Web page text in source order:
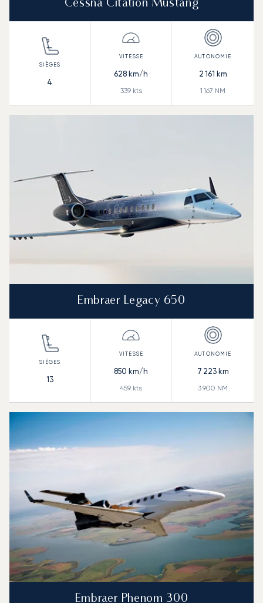
Cessna Citation Mustang
4
628 km/h
339kts
2 161 km
1 167 NM
Embraer Legacy 650
13
850 km/h
459 kts
7 223km
3 900 NM
Embraer Phenom 300